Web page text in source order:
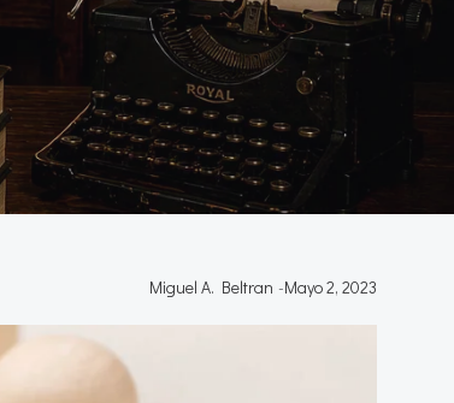
Miguel A. Beltran -Mayo 2, 2023